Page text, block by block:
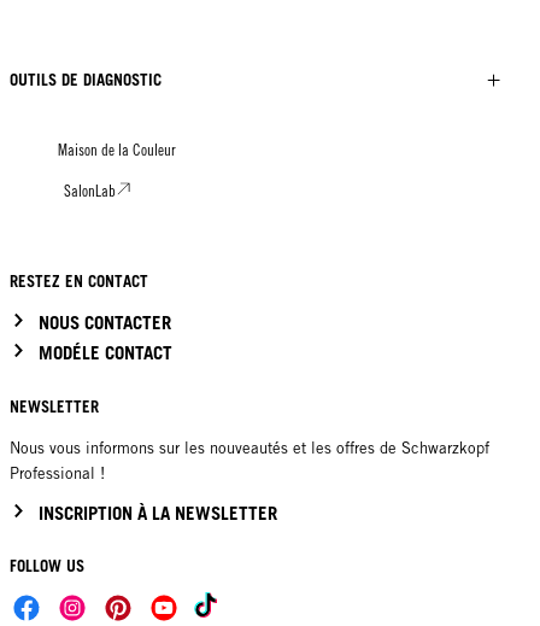
OUTILS DE DIAGNOSTIC
Maison de la Couleur
SalonLab
RESTEZ EN CONTACT
NOUS CONTACTER
MODÉLE CONTACT
NEWSLETTER
Nous vous informons sur les nouveautés et les offres de Schwarzkopf
Professional !
INSCRIPTION À LA NEWSLETTER
FOLLOW US